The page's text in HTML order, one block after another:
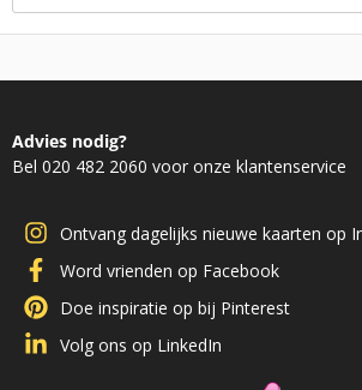
Advies nodig?
Bel 020 482 2060 voor onze klantenservice
Ontvang dagelijks nieuwe kaarten op
Word vrienden op Facebook
Doe inspiratie op bij Pinterest
Volg ons op LinkedIn